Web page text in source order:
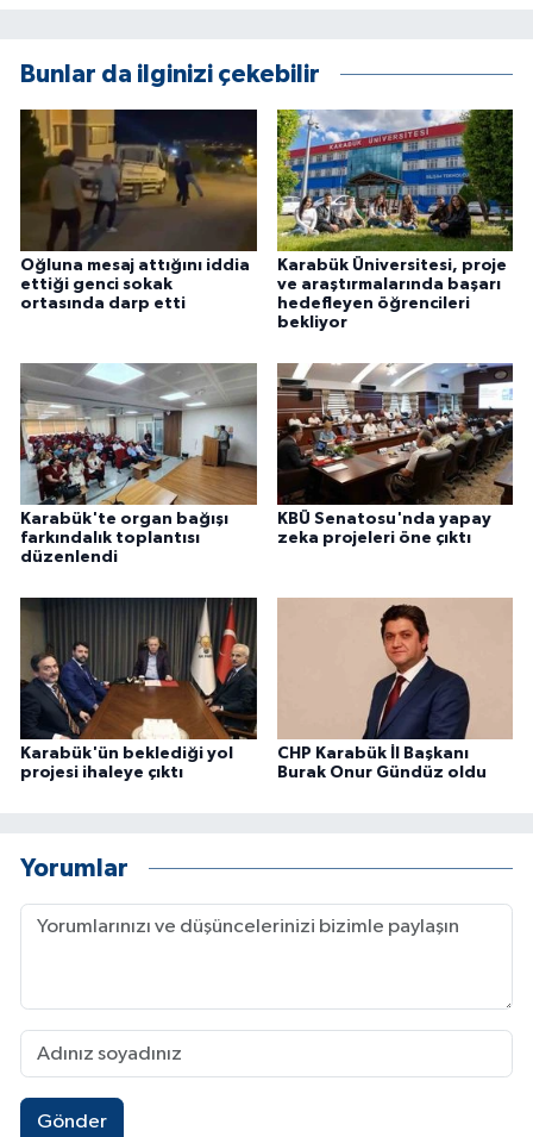
Bunlar da ilginizi çekebilir
Oğluna mesaj attığını iddia
ettiği genci sokak
ortasında darp etti
Karabük Üniversitesi, proje
ve araştırmalarında başarı
hedefleyen öğrencileri
bekliyor
Karabük'te organ bağışı
farkındalık toplantısı
düzenlendi
KBÜ Senatosu'nda yapay
zeka projeleri öne çıktı
Karabük'ün beklediği yol
projesi ihaleye çıktı
CHP Karabük İl Başkanı
Burak Onur Gündüz oldu
Yorumlar
Gönder
ÜLKE GÜNDEMİ
YAŞAM
YEREL
Yerel Haberler